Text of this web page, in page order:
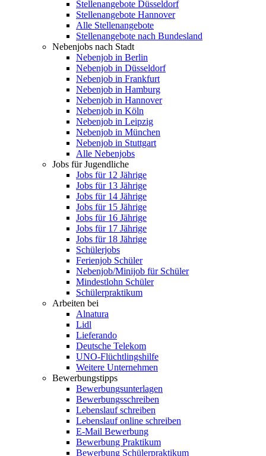
Stellenangebote Düsseldorf
Stellenangebote Hannover
Alle Stellenangebote
Stellenangebote nach Bundesland
Nebenjobs nach Stadt
Nebenjob in Berlin
Nebenjob in Düsseldorf
Nebenjob in Frankfurt
Nebenjob in Hamburg
Nebenjob in Hannover
Nebenjob in Köln
Nebenjob in Leipzig
Nebenjob in München
Nebenjob in Stuttgart
Alle Nebenjobs
Jobs für Jugendliche
Jobs für 12 Jährige
Jobs für 13 Jährige
Jobs für 14 Jährige
Jobs für 15 Jährige
Jobs für 16 Jährige
Jobs für 17 Jährige
Jobs für 18 Jährige
Schülerjobs
Ferienjob Schüler
Nebenjob/Minijob für Schüler
Mindestlohn Schüler
Schülerpraktikum
Arbeiten bei
Alnatura
Lidl
Lieferando
Deutsche Telekom
UNO-Flüchtlingshilfe
Weitere Unternehmen
Bewerbungstipps
Bewerbungsunterlagen
Bewerbungsschreiben
Lebenslauf schreiben
Lebenslauf online schreiben
E-Mail Bewerbung
Bewerbung Praktikum
Bewerbung Schülerpraktikum